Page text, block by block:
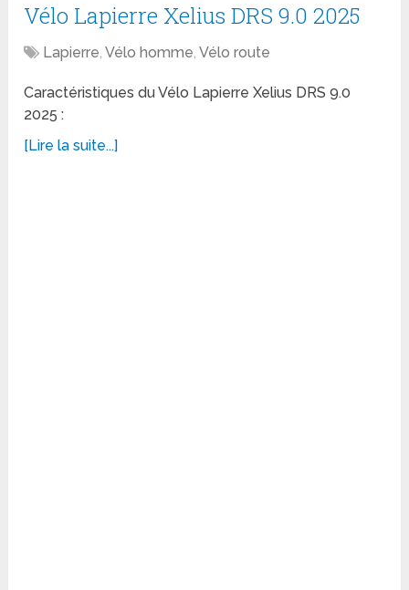
Vélo Lapierre Xelius DRS 9.0 2025
Lapierre,Vélo homme,Vélo route
Caractéristiques du Vélo Lapierre Xelius DRS 9.0
2025 :
[Lire la suite...]